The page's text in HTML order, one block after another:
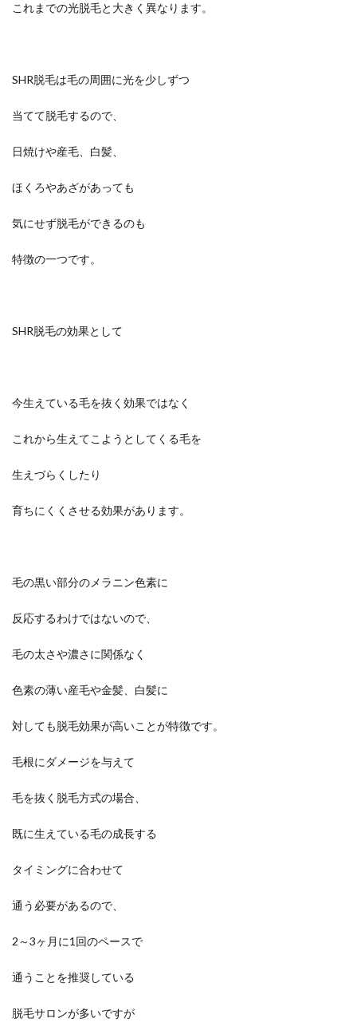
これまでの光脱毛と大きく異なります。
SHR脱毛は毛の周囲に光を少しずつ
当てて脱毛するので、
日焼けや産毛、白髪、
ほくろやあざがあっても
気にせず脱毛ができるのも
特徴の一つです。
SHR脱毛の効果として
今生えている毛を抜く効果ではなく
これから生えてこようとしてくる毛を
生えづらくしたり
育ちにくくさせる効果があります。
毛の黒い部分のメラニン色素に
反応するわけではないので、
毛の太さや濃さに関係なく
色素の薄い産毛や金髪、白髪に
対しても脱毛効果が高いことが特徴です。
毛根にダメージを与えて
毛を抜く脱毛方式の場合、
既に生えている毛の成長する
タイミングに合わせて
通う必要があるので、
2～3ヶ月に1回のペースで
通うことを推奨している
脱毛サロンが多いですが